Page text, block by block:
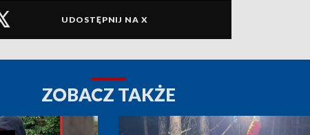
UDOSTĘPNIJ NA X
ZOBACZ TAKŻE